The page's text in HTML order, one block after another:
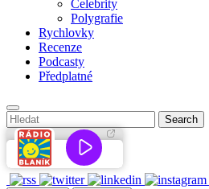
Celebrity
Polygrafie
Rychlovky
Recenze
Podcasty
Předplatné